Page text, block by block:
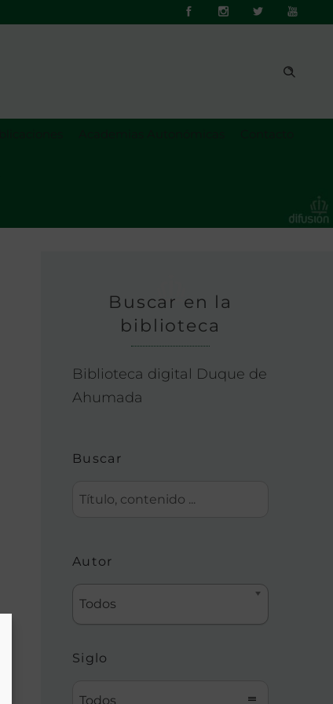
Buscar en la
biblioteca
Biblioteca digital Duque de
Ahumada
Buscar
Autor
Todos
Siglo
Todos